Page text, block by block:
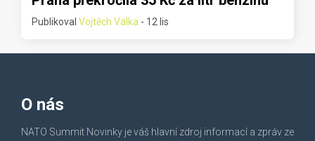
Publikoval Vojtěch Válka - 12 lis
O nás
NATO Summit Novinky je váš hlavní zdroj informací a zpráv ze